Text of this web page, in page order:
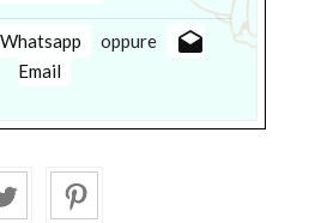
Whatsapp oppure drafts
Email